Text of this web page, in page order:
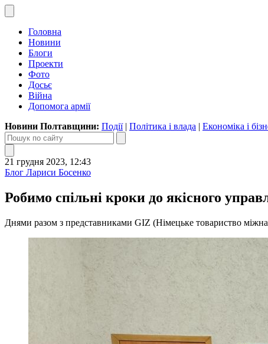
Головна
Новини
Блоги
Проекти
Фото
Досьє
Війна
Допомога армії
Новини Полтавщини: Події| Політика і влада | Економіка і
21 грудня 2023, 12:43
Блог Лариси Босенко
Робимо спільні кроки до якісного
Днями разом з представниками GIZ (Німецьке товариство